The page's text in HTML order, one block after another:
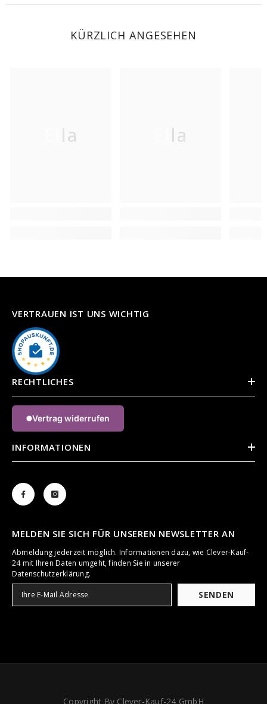
KÜRZLICH ANGESEHEN
Ella Ella
VERTRAUEN IST UNS WICHTIG
RECHTLICHES
Vertrag widerrufen
INFORMATIONEN
MELDEN SIE SICH FÜR UNSEREN NEWSLETTER AN
Abmeldung jederzeit möglich. Informationen dazu, wie Clever-Kauf-
24 mit Ihren Daten umgeht, finden Sie in unserer
Datenschutzerklärung.
SENDEN
Copyright By Clever-Kauf-24 GmbH